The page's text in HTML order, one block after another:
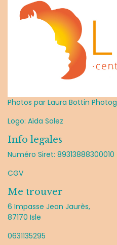
Photos par Laura Bottin
Logo: Aïda Solez
Info legales
Numéro Siret: 89313888300010
CGV
Me trouver
6 Impasse Jean Jaurès,
87170 Isle
0631135295